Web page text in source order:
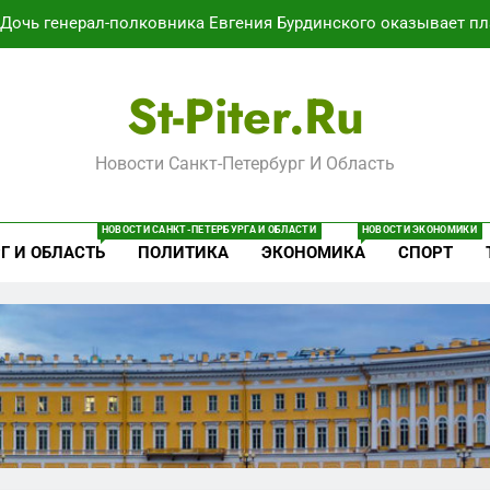
Дочь генерал-полковника Евгения Бурдинского оказывает
Путёвки есть – мест нет:
потребовал данные о складах с военной
В Воронеже участников СВО берут на
Путёвки есть – мест нет:
St-Piter.ru
Новости Санкт-Петербург И Область
И ОБЛАСТЬ
НОВОСТИ САНКТ-ПЕТЕРБУРГА И ОБЛАСТИ
ПОЛИТИКА ЭКОНОМИКА
НОВОСТИ ЭКОНОМИКИ
СПОРТ